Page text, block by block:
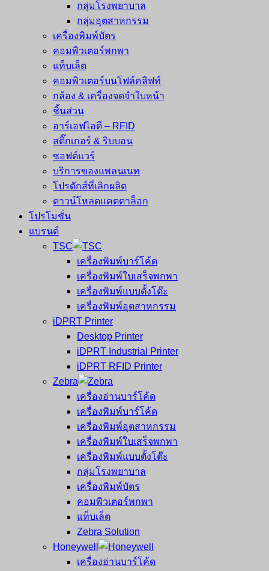
กลุ่มโรงพยาบาล
กลุ่มอุตสาหกรรม
เครื่องพิมพ์บัตร
คอมพิวเตอร์พกพา
แท็บเล็ต
คอมพิวเตอร์บนโฟล์คลิฟท์
กล้อง & เครื่องจดจำใบหน้า
ชิ้นส่วน
อาร์เอฟไอดี – RFID
สติ๊กเกอร์ & ริบบอน
ซอฟต์แวร์
บริการของแพลนเนท
โปรดักส์ที่เลิกผลิต
ดาวน์โหลดแคตตาล็อก
โปรโมชั่น
แบรนด์
TSC
เครื่องพิมพ์บาร์โค้ด
เครื่องพิมพ์ใบเสร็จพกพา
เครื่องพิมพ์แบบตั้งโต๊ะ
เครื่องพิมพ์อุตสาหกรรม
iDPRT Printer
Desktop Printer
iDPRT Industrial Printer
iDPRT RFID Printer
Zebra
เครื่องอ่านบาร์โค้ด
เครื่องพิมพ์บาร์โค้ด
เครื่องพิมพ์อุตสาหกรรม
เครื่องพิมพ์ใบเสร็จพกพา
เครื่องพิมพ์แบบตั้งโต๊ะ
กลุ่มโรงพยาบาล
เครื่องพิมพ์บัตร
คอมพิวเตอร์พกพา
แท็บเล็ต
Zebra Solution
Honeywell
เครื่องอ่านบาร์โค้ด